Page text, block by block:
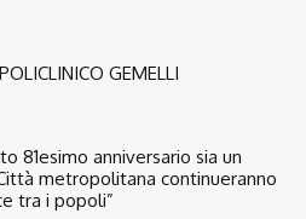
GEMELLI
81esimo anniversario sia un
metropolitana continueranno
tra i popoli”